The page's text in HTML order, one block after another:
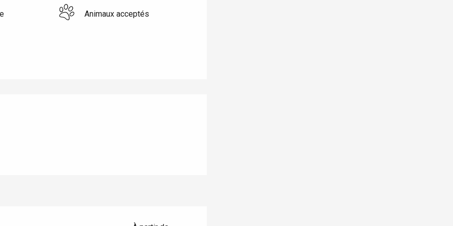
Animaux acceptés